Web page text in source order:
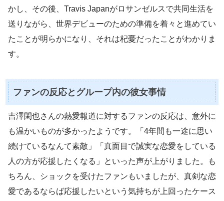
かし、その後、Travis Japanがロサンゼルスで共同生活を
送りながら、世界デビューのための準備を着々と進めてい
たことが明らかになり、それは杞憂だったことがわかりま
す。
ファンの反応とグループ内の彼女事情
吉澤閑也さんの熱愛報道に対するファンの反応は、意外に
も温かいものが多かったようです。「4年間も一途に思い
続けているなんて素敵」「真面目で誠実な恋愛をしている
人の方が応援したくなる」といった声が上がりました。も
ちろん、ショックを受けたファンもいましたが、真剣な恋
愛であるならば応援したいという気持ちが上回ったケース